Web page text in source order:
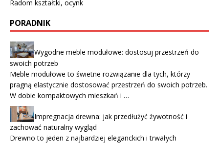
Radom kształtki, ocynk
PORADNIK
Wygodne meble modułowe: dostosuj przestrzeń do
swoich potrzeb
Meble modułowe to świetne rozwiązanie dla tych, którzy
pragną elastycznie dostosować przestrzeń do swoich potrzeb.
W dobie kompaktowych mieszkań i …
Impregnacja drewna: jak przedłużyć żywotność i
zachować naturalny wygląd
Drewno to jeden z najbardziej eleganckich i trwałych